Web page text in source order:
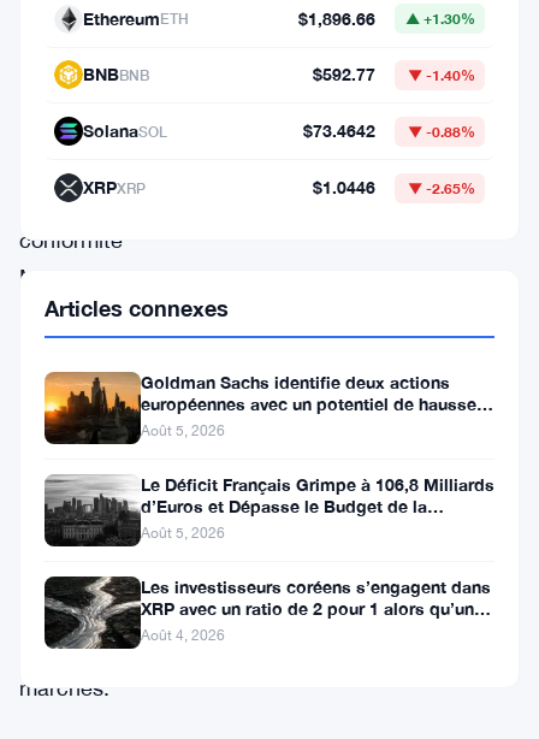
d’échange
crypto-
monnaies
conformité
MiCA
d’étendre
sans
frais
davantage
marchés.
EthereumETH $1,896.66 ▲ +1.30%
BNBBNB $592.77 ▼ -1.40%
SolanaSOL $73.4642 ▼ -0.88%
XRPXRP $1.0446 ▼ -2.65%
Articles connexes
Goldman Sachs identifie deux actions
européennes avec un potentiel de hausse
de plus de 100 %
Août 5, 2026
Le Déficit Français Grimpe à 106,8 Milliards
d’Euros et Dépasse le Budget de la
Défense
Août 5, 2026
Les investisseurs coréens s’engagent dans
XRP avec un ratio de 2 pour 1 alors qu’un
canal de 80 jours se
Août 4, 2026